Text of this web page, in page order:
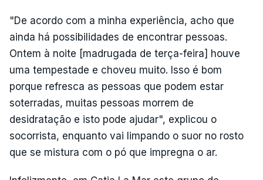
"De acordo com a minha experiência, acho que
ainda há possibilidades de encontrar pessoas.
Ontem à noite [madrugada de terça-feira] houve
uma tempestade e choveu muito. Isso é bom
porque refresca as pessoas que podem estar
soterradas, muitas pessoas morrem de
desidratação e isto pode ajudar", explicou o
socorrista, enquanto vai limpando o suor no rosto
que se mistura com o pó que impregna o ar.